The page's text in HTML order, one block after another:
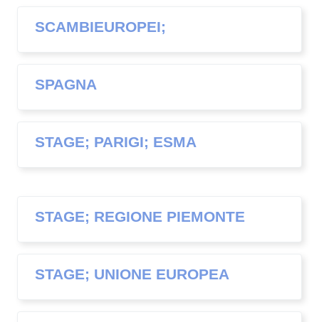
SCAMBIEUROPEI;
SPAGNA
STAGE; PARIGI; ESMA
STAGE; REGIONE PIEMONTE
STAGE; UNIONE EUROPEA